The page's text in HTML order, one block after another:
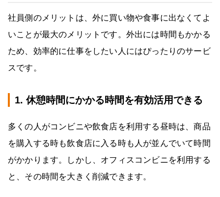
社員側のメリットは、外に買い物や食事に出なくてよ
いことが最大のメリットです。外出には時間もかかる
ため、効率的に仕事をしたい人にはぴったりのサービ
スです。
1. 休憩時間にかかる時間を有効活用できる
多くの人がコンビニや飲食店を利用する昼時は、商品
を購入する時も飲食店に入る時も人が並んでいて時間
がかかります。しかし、オフィスコンビニを利用する
と、その時間を大きく削減できます。